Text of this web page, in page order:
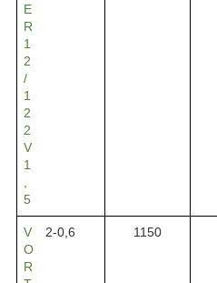
E
R
1
2
/
1
2
2
V
1
5
V
O
R
2-0,6 1150